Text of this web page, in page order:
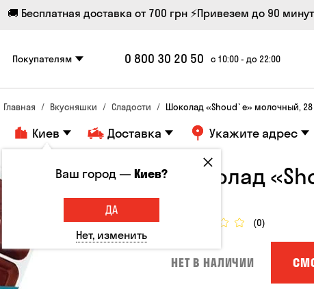
🚚 Бесплатная доставка от 700 грн ⚡Привезем до 90 минут
Покупателям 0 800 30 20 50 с 10:00 - до 22:00
Главная Вкусняшки Сладости Шоколад «Shoud`e» молочный, 28
Киев Доставка Укажите адрес
Шоколад
(0)
НЕТ В НАЛИЧИИ
Ваш город —Киев?
ДА
Нет, изменить